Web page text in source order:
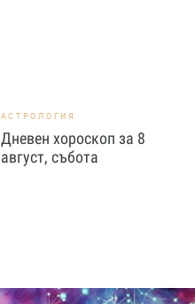
АСТРОЛОГИЯ
Дневен хороскоп за 8
август, събота